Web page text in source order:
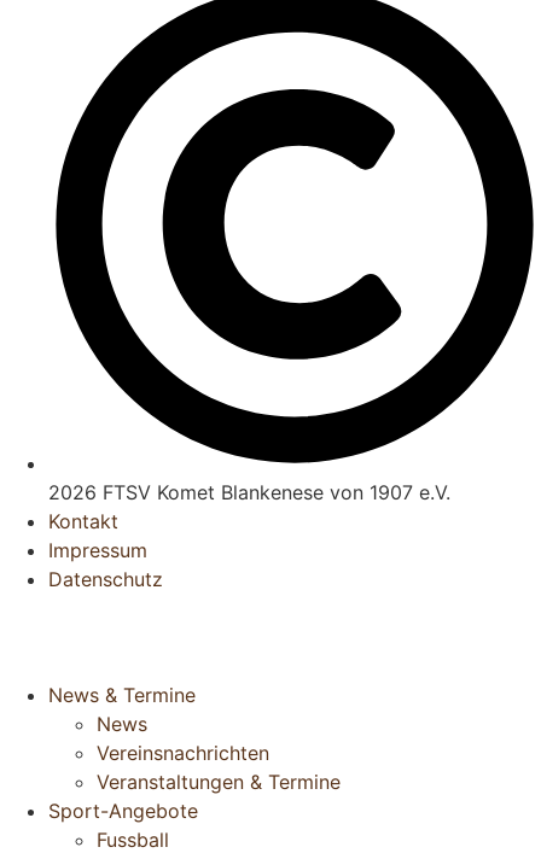
2026 FTSV Komet Blankenese von 1907 e.V.
Kontakt
Impressum
Datenschutz
News & Termine
News
Vereinsnachrichten
Veranstaltungen & Termine
Sport-Angebote
Fussball